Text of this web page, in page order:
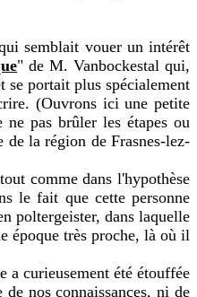
semblait vouer un intérêt
" de M. Vanbockestal qui,
se portait plus spécialement
(Ouvrons ici une petite
pas brûler les étapes ou
la région de Frasnes-lez-
comme dans l'hypothèse
le fait que cette personne
poltergeister, dans laquelle
époque très proche, là où il
a curieusement été étouffée
nos connaissances, ni de